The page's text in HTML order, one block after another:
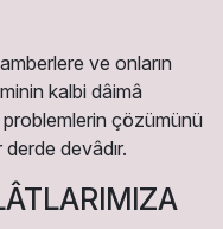
ve onların
kalbi dâimâ
problemlerin çözümünü
derde devâdır.